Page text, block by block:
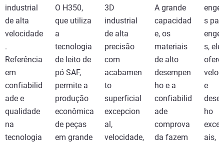
industrial
de alta
velocidade
.
Referência
em
confiabilid
ade e
qualidade
na
tecnologia
O H350,
que utiliza
a
tecnologia
de leito de
pó SAF,
permite a
produção
econômica
de peças
em grande
3D
industrial
de alta
precisão
com
acabamen
to
superficial
excepcion
al,
velocidade,
A grande
capacidad
e, os
materiais
de alto
desempen
ho e a
confiabilid
ade
comprova
da fazem
s
s, ele
e
ho
ais,